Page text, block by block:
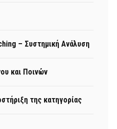
– Συστημική Ανάλυση
και Ποινών
της κατηγορίας